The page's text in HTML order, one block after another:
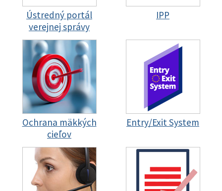
Ústredný portál
verejnej správy
IPP
Ochrana mäkkých
cieľov
Entry/Exit System